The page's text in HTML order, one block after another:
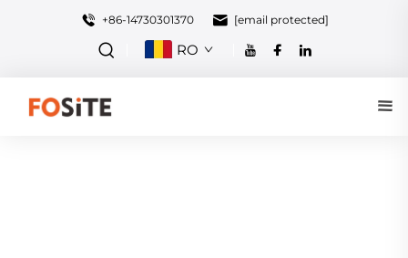
+86-14730301370 [email protected]
RO